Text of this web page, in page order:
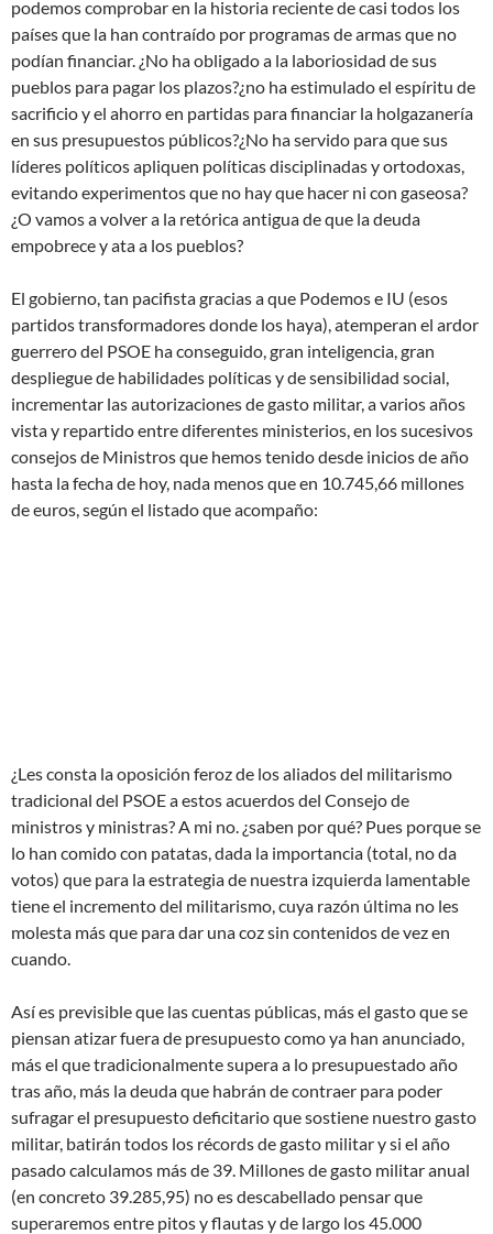
podemos comprobar en la historia reciente de casi todos los
países que la han contraído por programas de armas que no
podían financiar. ¿No ha obligado a la laboriosidad de sus
pueblos para pagar los plazos?¿no ha estimulado el espíritu de
sacrificio y el ahorro en partidas para financiar la holgazanería
en sus presupuestos públicos?¿No ha servido para que sus
líderes políticos apliquen políticas disciplinadas y ortodoxas,
evitando experimentos que no hay que hacer ni con gaseosa?
¿O vamos a volver a la retórica antigua de que la deuda
empobrece y ata a los pueblos?
El gobierno, tan pacifista gracias a que Podemos e IU (esos
partidos transformadores donde los haya), atemperan el ardor
guerrero del PSOE ha conseguido, gran inteligencia, gran
despliegue de habilidades políticas y de sensibilidad social,
incrementar las autorizaciones de gasto militar, a varios años
vista y repartido entre diferentes ministerios, en los sucesivos
consejos de Ministros que hemos tenido desde inicios de año
hasta la fecha de hoy, nada menos que en 10.745,66 millones
de euros, según el listado que acompaño:
¿Les consta la oposición feroz de los aliados del militarismo
tradicional del PSOE a estos acuerdos del Consejo de
ministros y ministras? A mi no. ¿saben por qué? Pues porque se
lo han comido con patatas, dada la importancia (total, no da
votos) que para la estrategia de nuestra izquierda lamentable
tiene el incremento del militarismo, cuya razón última no les
molesta más que para dar una coz sin contenidos de vez en
cuando.
Así es previsible que las cuentas públicas, más el gasto que se
piensan atizar fuera de presupuesto como ya han anunciado,
más el que tradicionalmente supera a lo presupuestado año
tras año, más la deuda que habrán de contraer para poder
sufragar el presupuesto deficitario que sostiene nuestro gasto
militar, batirán todos los récords de gasto militar y si el año
pasado calculamos más de 39. Millones de gasto militar anual
(en concreto 39.285,95) no es descabellado pensar que
superaremos entre pitos y flautas y de largo los 45.000